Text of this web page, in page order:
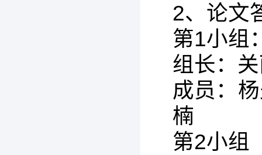
2、论文
第1小组
组长：
成员：
楠
第2小组